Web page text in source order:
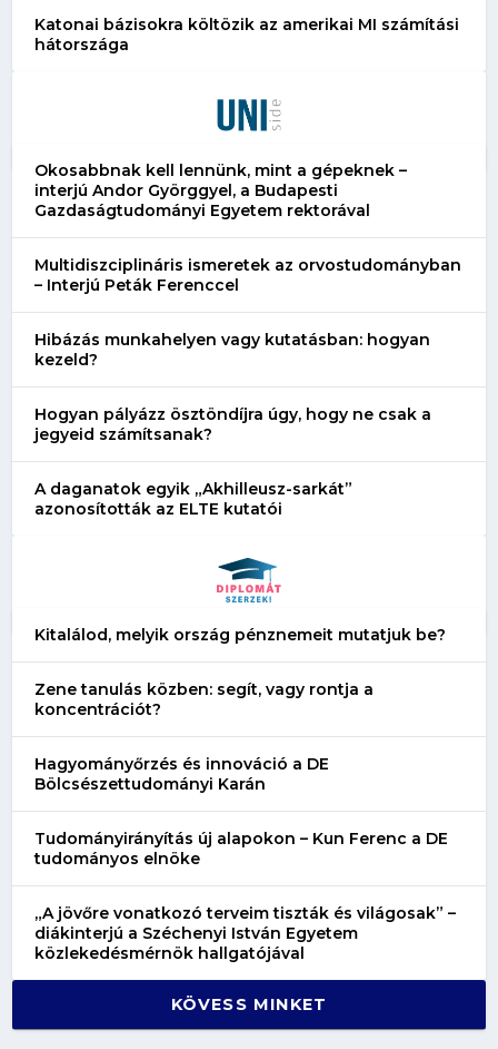
Katonai bázisokra költözik az amerikai MI számítási
hátországa
Okosabbnak kell lennünk, mint a gépeknek –
interjú Andor Györggyel, a Budapesti
Gazdaságtudományi Egyetem rektorával
Multidiszciplináris ismeretek az orvostudományban
– Interjú Peták Ferenccel
Hibázás munkahelyen vagy kutatásban: hogyan
kezeld?
Hogyan pályázz ösztöndíjra úgy, hogy ne csak a
jegyeid számítsanak?
A daganatok egyik „Akhilleusz-sarkát”
azonosították az ELTE kutatói
Kitalálod, melyik ország pénznemeit mutatjuk be?
Zene tanulás közben: segít, vagy rontja a
koncentrációt?
Hagyományőrzés és innováció a DE
Bölcsészettudományi Karán
Tudományirányítás új alapokon – Kun Ferenc a DE
tudományos elnöke
„A jövőre vonatkozó terveim tiszták és világosak” –
diákinterjú a Széchenyi István Egyetem
közlekedésmérnök hallgatójával
KÖVESS MINKET